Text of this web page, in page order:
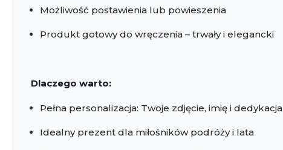
Możliwość postawienia lub powieszenia
Produkt gotowy do wręczenia – trwały i elegancki
Dlaczego warto:
Pełna personalizacja: Twoje zdjęcie, imię i dedykacja
Idealny prezent dla miłośników podróży i lata